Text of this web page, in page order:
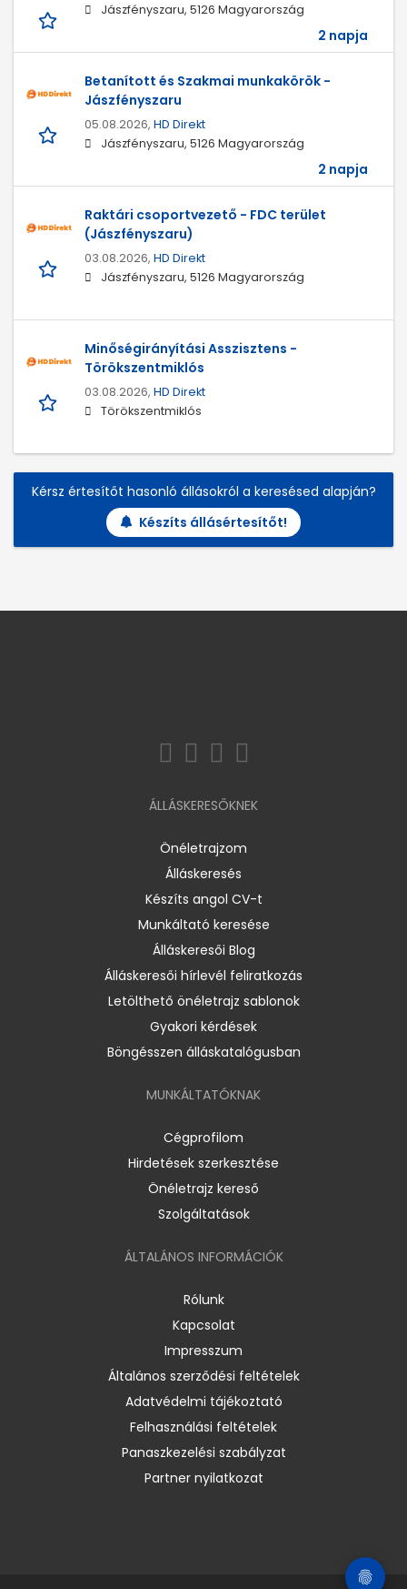
Jászfényszaru, 5126 Magyarország
2 napja
Betanított és Szakmai munkakörök -
Jászfényszaru
05.08.2026, HD Direkt
Jászfényszaru, 5126 Magyarország
2 napja
Raktári csoportvezető - FDC terület
(Jászfényszaru)
03.08.2026, HD Direkt
Jászfényszaru, 5126 Magyarország
Minőségirányítási Asszisztens -
Törökszentmiklós
03.08.2026, HD Direkt
Törökszentmiklós
Kérsz értesítőt hasonló állásokról a keresésed alapján?
Készíts állásértesítőt!
ÁLLÁSKERESŐKNEK
Önéletrajzom
Álláskeresés
Készíts angol CV-t
Munkáltató keresése
Álláskeresői Blog
Álláskeresői hírlevél feliratkozás
Letölthető önéletrajz sablonok
Gyakori kérdések
Böngésszen álláskatalógusban
MUNKÁLTATÓKNAK
Cégprofilom
Hirdetések szerkesztése
Önéletrajz kereső
Szolgáltatások
ÁLTALÁNOS INFORMÁCIÓK
Rólunk
Kapcsolat
Impresszum
Általános szerződési feltételek
Adatvédelmi tájékoztató
Felhasználási feltételek
Panaszkezelési szabályzat
Partner nyilatkozat